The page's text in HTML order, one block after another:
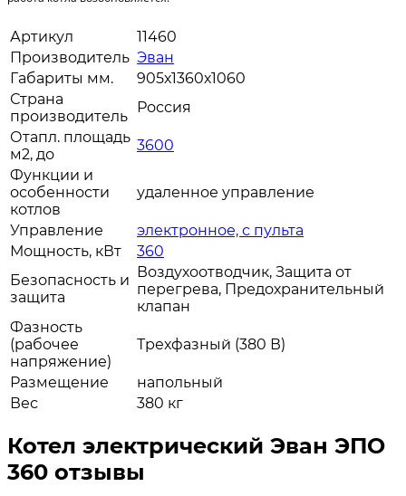
Артикул
11460
Производитель Эван
Габариты мм.
905х1360х1060
Страна
производитель
Россия
Отапл. площадь
м2, до
3600
Функции и
особенности
котлов
удаленное управление
Управление
электронное, с пульта
Мощность, кВт
360
Безопасность и
защита
Воздухоотводчик, Защита от
перегрева, Предохранительный
клапан
Фазность
(рабочее
напряжение)
Трехфазный (380 В)
Размещение
напольный
Вес
380 кг
Котел электрический Эван ЭПО
360 отзывы